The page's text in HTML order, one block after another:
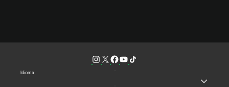
Idioma